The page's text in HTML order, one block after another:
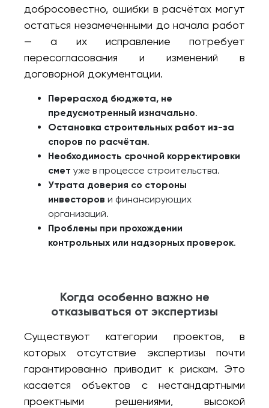
добросовестно, ошибки в расчётах могут
остаться незамеченными до начала работ
— а их исправление потребует
пересогласования и изменений в
договорной документации.
Перерасход бюджета, не
предусмотренный изначально.
Остановка строительных работ из-за
споров по расчётам.
Необходимость срочной корректировки
смет уже в процессе строительства.
Утрата доверия со стороны
инвесторов и финансирующих
организаций.
Проблемы при прохождении
контрольных или надзорных проверок.
Когда особенно важно не
отказываться от экспертизы
Существуют категории проектов, в
которых отсутствие экспертизы почти
гарантированно приводит к рискам. Это
касается объектов с нестандартными
проектными решениями, высокой